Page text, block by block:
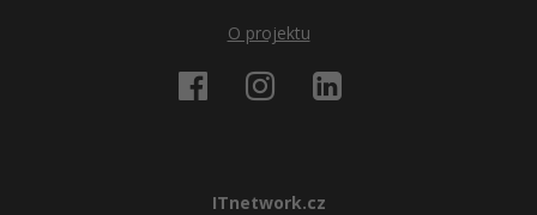
O projektu
ITnetwork.cz